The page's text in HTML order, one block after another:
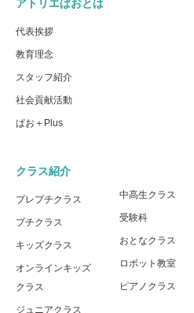
アトリエぱおとは
代表挨拶
教育理念
スタッフ紹介
社会貢献活動
ぱお＋Plus
クラス紹介
プレプチクラス
プチクラス
キッズクラス
オンラインキッズ
クラス
ジュニアクラス
中高生クラス
受験科
おとなクラス
ロボット教室
ピアノクラス